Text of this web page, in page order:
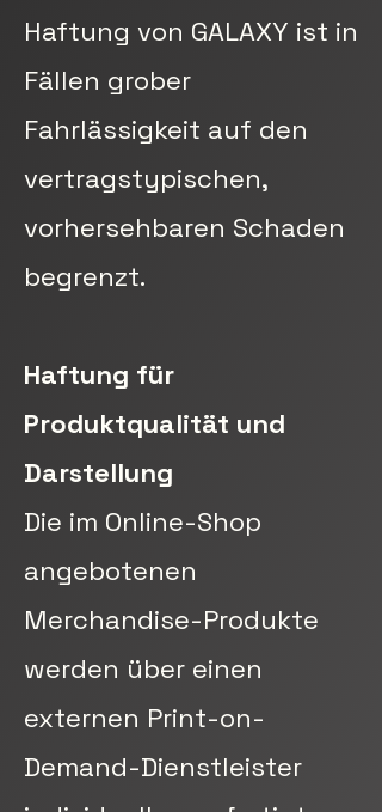
Haftung von GALAXY ist in
Fällen grober
Fahrlässigkeit auf den
vertragstypischen,
vorhersehbaren Schaden
begrenzt.
Haftung für
Produktqualität und
Darstellung
Die im Online-Shop
angebotenen
Merchandise-Produkte
werden über einen
externen Print-on-
Demand-Dienstleister